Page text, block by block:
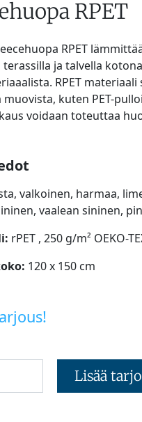
RPET
RPET
terassilla ja talvella
RPET materiaali
kuten PET-
voidaan toteuttaa
valkoinen, harmaa,
vaalean sininen,
rPET , 250 g/m² OEKO-
120 x 150 cm
Lisää